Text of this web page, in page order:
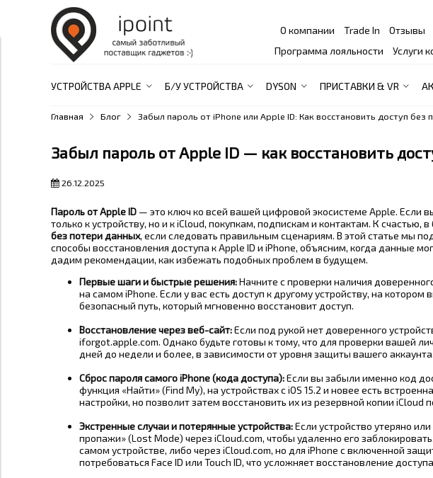
О компании Trade In Отзывы
Программа лояльности
Услуги
УСТРОЙСТВА APPLE Б/У УСТРОЙСТВА DYSON ПРИСТАВКИ & VR
Главная Блог Забыл пароль от iPhone или Apple ID: Как восстановить доступ без
Забыл пароль от Apple ID — как восстановить
26.12.2025
Пароль от Apple ID — это ключ ко всей вашей цифровой экосистеме Apple. Если
только к устройству, но и к iCloud, покупкам, подпискам и контактам. К
без потери данных, если следовать правильным сценариям. В этой статье мы
способы восстановления доступа к Apple ID и iPhone, объясним, когда данные
дадим рекомендации, как избежать подобных проблем в будущем.
Первые шаги и быстрые решения:Начните с проверки наличия
на самом iPhone. Если у вас есть доступ к другому устройству, на
безопасный путь, который мгновенно восстановит доступ.
Восстановление через веб-сайт:Если под рукой нет доверенного
iforgot.apple.com. Однако будьте готовы к тому, что для проверки вашей
дней до недели и более, в зависимости от уровня защиты вашего аккаунта.
Сброс пароля самого iPhone (кода доступа):Если вы забыли именно код
функция «Найти» (Find My), на устройствах с iOS 15.2 и новее есть
настройки, но позволит затем восстановить их из резервной копии iCloud
Экстренные случаи и потерянные устройства:Если устройство утеряно
пропажи» (Lost Mode) через iCloud.com, чтобы удаленно его
самом устройстве, либо через iCloud.com, но для iPhone с включенной
потребоваться Face ID или Touch ID, что усложняет восстановление